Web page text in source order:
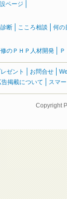
ページ
断 こころ相談 何の
のＰＨＰ人材開発
ゼント お問合せ
告掲載について スマ
Copyright